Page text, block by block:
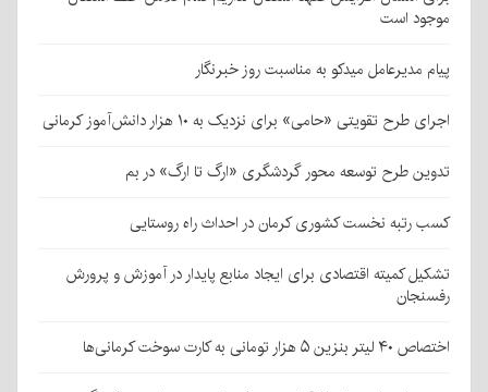
موجود است
پیام مدیرعامل میدکو به مناسبت روز خبرنگار
اجرای طرح تقویتی «حامی» برای نزدیک به ۱۰ هزار دانش‌آموز کرمانی
تدوین طرح توسعه محور گردشگری «ارگ تا ارگ» در بم
کسب رتبه نخست کشوری کرمان در احداث راه روستایی
تشکیل کمیته اقتصادی برای ایجاد منابع پایدار در آموزش و پرورش
رفسنجان
اختصاص ۴۰ لیتر بنزین ۵ هزار تومانی به کارت سوخت کرمانی‌ها